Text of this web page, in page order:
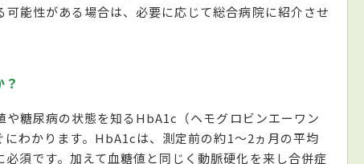
能性がある場合は、必要に応じて総合病院に紹介させ
や糖尿病の状態を知るHbA1c（ヘモグロビンエーワン
わかります。HbA1cは、測定前の約1〜2ヵ月の平均
須です。加えて血糖値と同じく動脈硬化を来し合併症